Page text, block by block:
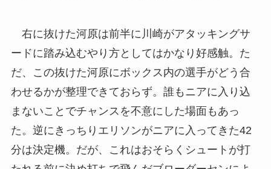
右に抜けた河原は前半に川崎がアタッキングサ
ードに踏み込むやり方としてはかなり好感触。た
だ、この抜けた河原にボックス内の選手がどう合
わせるかが整理できておらず。誰もニアに入り込
まないことでチャンスを不意にした場面もあっ
た。逆にきっちりエリソンがニアに入ってきた42
分は決定機。だが、これはおそらくシュートが打